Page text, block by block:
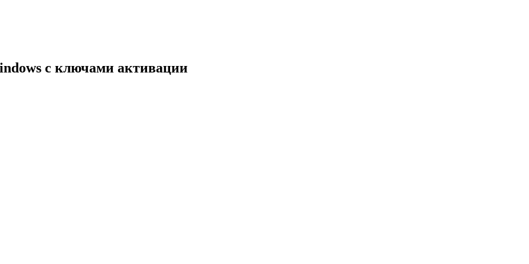
с ключами активации